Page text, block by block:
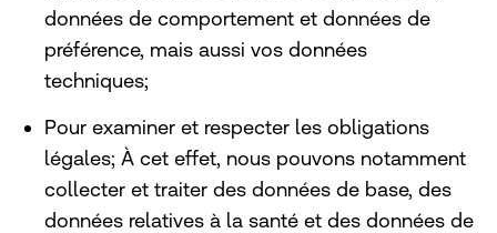
données de comportement et données de
préférence, mais aussi vos données
techniques;
Pour examiner et respecter les obligations
légales; À cet effet, nous pouvons notamment
collecter et traiter des données de base, des
données relatives à la santé et des données de